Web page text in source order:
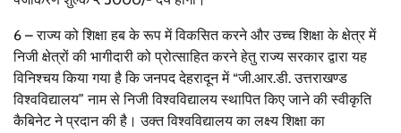
6 – राज्य को शिक्षा हब के रूप में विकसित करने और उच्च शिक्षा के क्षेत्र में
निजी क्षेत्रों की भागीदारी को प्रोत्साहित करने हेतु राज्य सरकार द्वारा यह
विनिश्चय किया गया है कि जनपद देहरादून में “जी.आर.डी. उत्तराखण्ड
विश्वविद्यालय” नाम से निजी विश्वविद्यालय स्थापित किए जाने की स्वीकृति
कैबिनेट ने प्रदान की है। उक्त विश्वविद्यालय का लक्ष्य शिक्षा का